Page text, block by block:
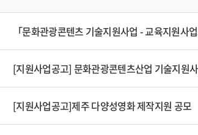
「문화관광콘텐츠 기술지원사업 - 교육지원사
[지원사업공고] 문화관광콘텐츠산업 기술지원
[지원사업공고]제주 다양성영화 제작지원 공모